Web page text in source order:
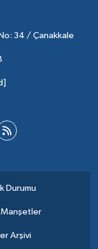
34 / Çanakkale
Durumu
Manşetler
Arşivi